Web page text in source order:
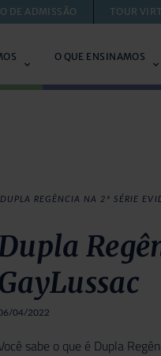
DE ADMISSÃO TOUR
O QUE ENSINAMOS
DUPLA REGÊNCIA NA 2ª SÉRIE
04/2022
sabe o que é Dupla